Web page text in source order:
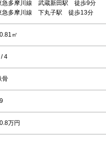
急多摩川線 武蔵新田駅 徒歩9分
急多摩川線 下丸子駅 徒歩13分
㎡
4
骨
万円